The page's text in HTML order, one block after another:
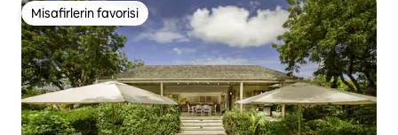
Misafirlerin favorisi
Misafirlerin favorisi